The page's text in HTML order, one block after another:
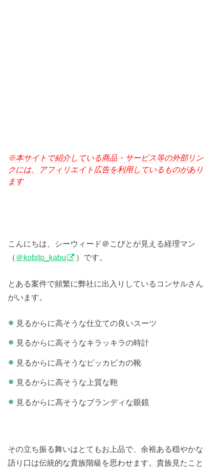
※本サイトで紹介している商品・サービス等の外部リン
クには、アフィリエイト広告を利用しているものがあり
ます
こんにちは、シーウィード＠こびとが見える経理マン
（ ＠kobito_kabu ）です。
とある案件で頻繁に弊社に出入りしているコンサルさん
がいます。
見るからに高そうな仕立ての良いスーツ
見るからに高そうなキラッキラの時計
見るからに高そうなピッカピカの靴
見るからに高そうな上質な鞄
見るからに高そうなブランディな眼鏡
その立ち振る舞いはとてもお上品で、余裕ある穏やかな
語り口は伝統的な貴族階級を思わせます。貴族見たこと